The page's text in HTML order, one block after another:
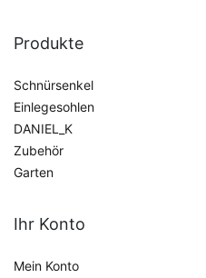
Produkte
Schnürsenkel
Einlegesohlen
DANIEL_K
Zubehör
Garten
Ihr Konto
Mein Konto